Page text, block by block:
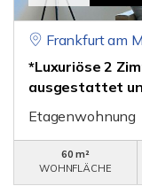
Frankfurt am
*Luxuriöse 2
ausgestattet
Etagenwohnung
60 m²
WOHNFLÄCHE